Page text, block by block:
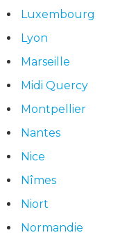
Luxembourg
Lyon
Marseille
Midi Quercy
Montpellier
Nantes
Nice
Nîmes
Niort
Normandie